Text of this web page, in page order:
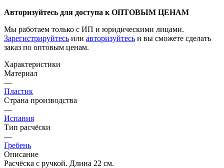
Авторизуйтесь для доступа к ОПТОВЫМ ЦЕНАМ
Мы работаем только с ИП и юридическими лицами.
Зарегистрируйтесь или авторизуйтесь и вы сможете сделать
заказ по оптовым ценам.
Характеристики
Материал
—
Пластик
Страна производства
—
Испания
Тип расчёски
—
Гребень
Описание
Расчёска с ручкой. Длина 22 см.